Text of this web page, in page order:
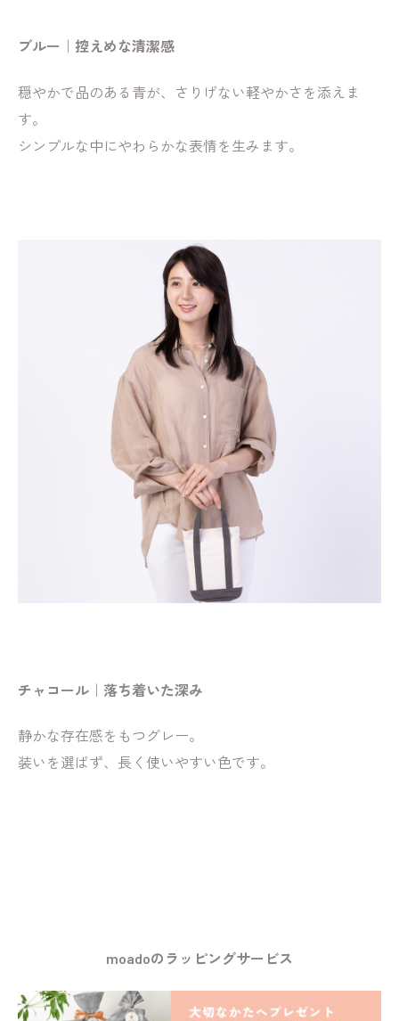
ブルー｜控えめな清潔感
穏やかで品のある青が、さりげない軽やかさを添えま
す。
シンプルな中にやわらかな表情を生みます。
チャコール｜落ち着いた深み
静かな存在感をもつグレー。
装いを選ばず、長く使いやすい色です。
moadoのラッピングサービス